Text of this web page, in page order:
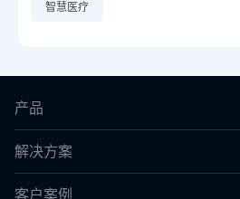
智慧医疗
产品
解决方案
客户案例